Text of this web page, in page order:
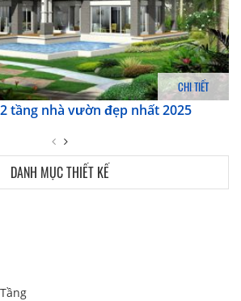
CHI TIẾT
tầng nhà vườn đẹp nhất 2025
DANH MỤC THIẾT KẾ